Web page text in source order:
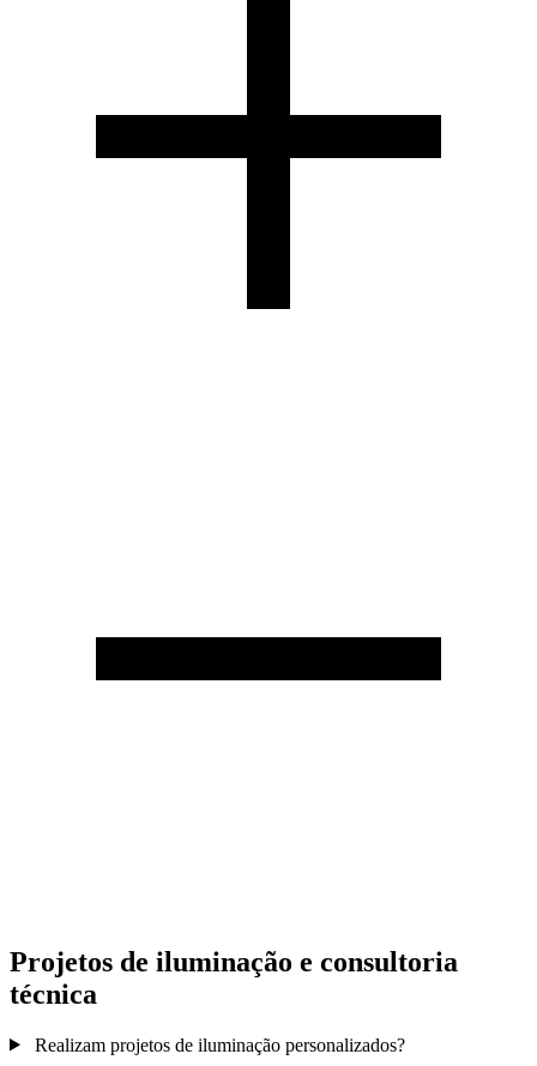
Projetos de iluminação e consultoria
técnica
Realizam projetos de iluminação personalizados?